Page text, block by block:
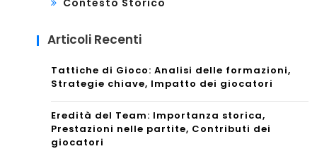
Contesto Storico
Articoli Recenti
Tattiche di Gioco: Analisi delle formazioni,
Strategie chiave, Impatto dei giocatori
Eredità del Team: Importanza storica,
Prestazioni nelle partite, Contributi dei
giocatori